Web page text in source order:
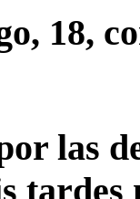
18,
las